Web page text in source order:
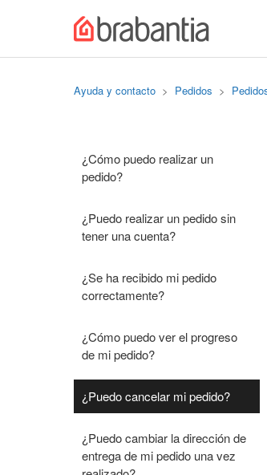
Ayuda y contacto Pedidos
¿Cómo puedo realizar un
pedido?
¿Puedo realizar un pedido sin
tener una cuenta?
¿Se ha recibido mi pedido
correctamente?
¿Cómo puedo ver el progreso
de mi pedido?
¿Puedo cancelar mi pedido?
¿Puedo cambiar la dirección de
entrega de mi pedido una vez